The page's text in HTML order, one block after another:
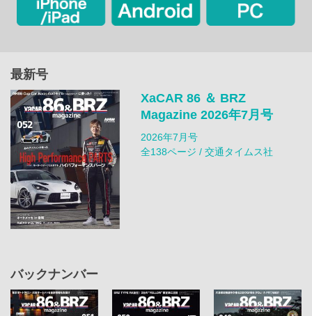
最新号
XaCAR 86 ＆ BRZ
Magazine 2026年7月号
2026年7月号
全138ページ / 交通タイムス社
バックナンバー